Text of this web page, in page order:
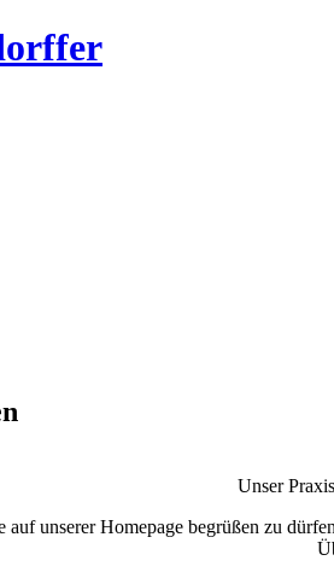
Unser
auf unserer Homepage begrüßen zu